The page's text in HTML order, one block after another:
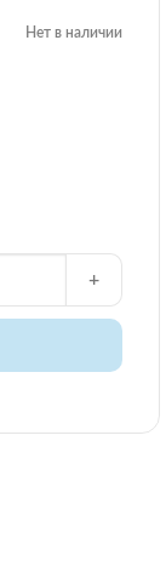
Нет в наличии
+